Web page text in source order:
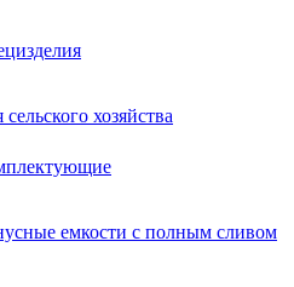
сельского хозяйства
емкости с полным сливом